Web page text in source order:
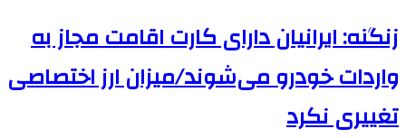
زنگنه: ایرانیان دارای کارت اقامت مجاز به
واردات خودرو می‌شوند/میزان ارز اختصاصی
تغییری نکرد